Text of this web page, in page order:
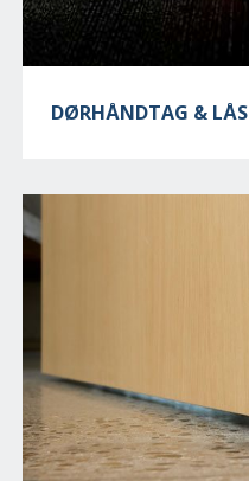
DØRHÅNDTAG & LÅS